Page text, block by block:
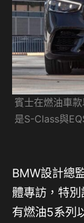
賓士在燃油車
是S-Class與
BMW設計總
體專訪，特
有燃油5系列